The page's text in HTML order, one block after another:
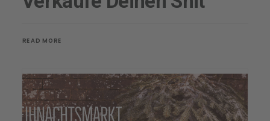
READ MORE